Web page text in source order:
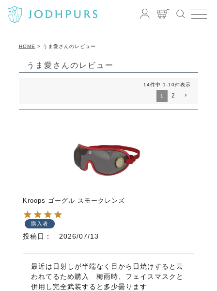
HOME うま愛さんのレビュー
うま愛さんのレビュー
14件中 1-10件表示
1 2
Kroops ゴーグル スモークレンズ
購入者
投稿日 2026/07/13
最近は日射しが半端なく目から日焼けすると云
われてるため購入　梅雨時、フェイスマスクと
併用し完全武装すると多少曇ります